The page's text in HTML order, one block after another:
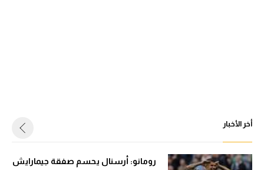
أخر الأخبار
رومانو: أرسنال يحسم صفقة جيمارايش